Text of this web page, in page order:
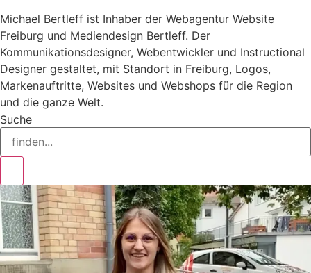
Michael Bertleff ist Inhaber der Webagentur Website
Freiburg und Mediendesign Bertleff. Der
Kommunikationsdesigner, Webentwickler und Instructional
Designer gestaltet, mit Standort in Freiburg, Logos,
Markenauftritte, Websites und Webshops für die Region
und die ganze Welt.
Suche